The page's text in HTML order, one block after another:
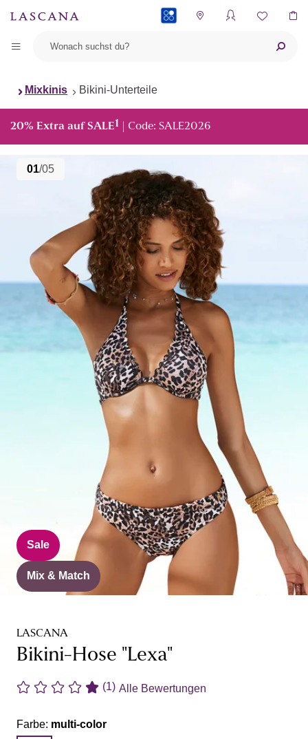
Mixkinis Bikini-Unterteile
20% Extra auf SALE1 | Code: SALE2026
01/05
Sale
Mix & Match
LASCANA
Bikini-Hose "Lexa"
(1) Alle Bewertungen
Farbe: multi-color